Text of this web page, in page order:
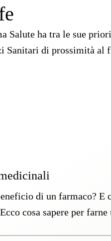
Salute ha tra le sue
Sanitari di prossimità al
di un farmaco? E
cosa sapere per farne